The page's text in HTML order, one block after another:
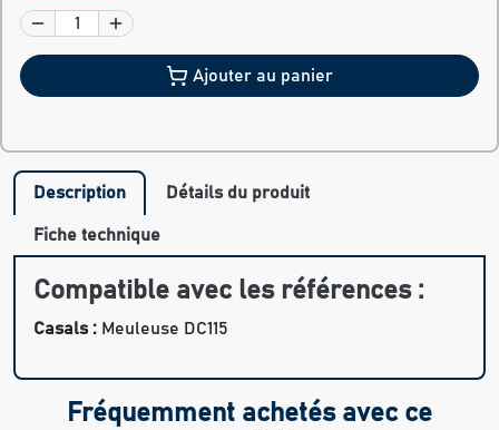
Ajouter au panier
Description Détails du produit
Fiche technique
Compatible avec les références :
Casals : Meuleuse DC115
Fréquemment achetés avec ce